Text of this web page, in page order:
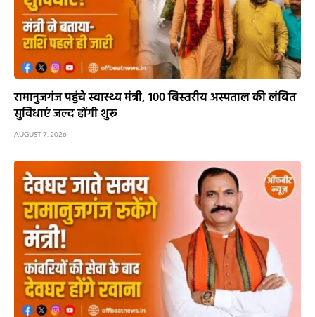
रामानुजगंज पहुंचे स्वास्थ्य मंत्री, 100 बिस्तरीय अस्पताल की लंबित
सुविधाएं जल्द होंगी शुरू
AUGUST 7, 2026